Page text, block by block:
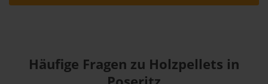
Häufige Fragen zu Holzpellets in